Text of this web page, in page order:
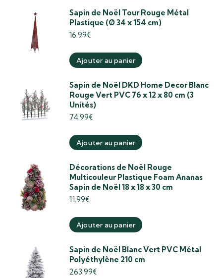
Sapin de Noël Tour Rouge Métal
Plastique (Ø 34 x 154 cm)
16.99€
Ajouter au panier
Sapin de Noël DKD Home Decor Blanc
Rouge Vert PVC 76 x 12 x 80 cm (3
Unités)
74.99€
Ajouter au panier
Décorations de Noël Rouge
Multicouleur Plastique Foam Ananas
Sapin de Noël 18 x 18 x 30 cm
11.99€
Ajouter au panier
Sapin de Noël Blanc Vert PVC Métal
Polyéthylène 210 cm
263.99€